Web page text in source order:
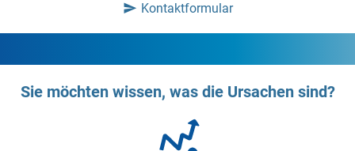
Kontaktformular
Sie möchten wissen, was die Ursachen sind?